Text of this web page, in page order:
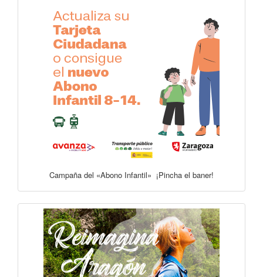
Campaña del «Abono Infantil» ¡Pincha el baner!